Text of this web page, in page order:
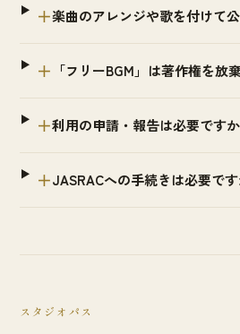
＋楽曲のアレンジや歌を付けて
＋ 「フリーBGM」は著作権を放
＋利用の申請・報告は必要です
＋JASRACへの手続きは必要です
スタジオパス